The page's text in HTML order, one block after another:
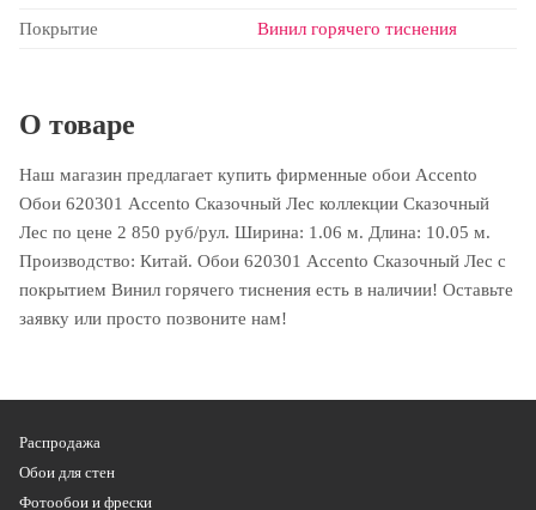
Покрытие Винил горячего тиснения
О товаре
Наш магазин предлагает купить фирменные обои Accento
Обои 620301 Accento Сказочный Лес коллекции Сказочный
Лес по цене 2 850 руб/рул. Ширина: 1.06 м. Длина: 10.05 м.
Производство: Китай. Обои 620301 Accento Сказочный Лес с
покрытием Винил горячего тиснения есть в наличии! Оставьте
заявку или просто позвоните нам!
Распродажа
Обои для стен
Фотообои и фрески